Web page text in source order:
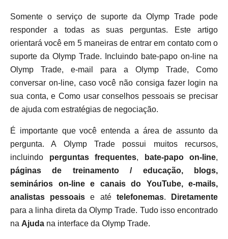
Somente o serviço de suporte da Olymp Trade pode
responder a todas as suas perguntas. Este artigo
orientará você em 5 maneiras de entrar em contato com o
suporte da Olymp Trade. Incluindo bate-papo on-line na
Olymp Trade, e-mail para a Olymp Trade, Como
conversar on-line, caso você não consiga fazer login na
sua conta, e Como usar conselhos pessoais se precisar
de ajuda com estratégias de negociação.
É importante que você entenda a área de assunto da
pergunta. A Olymp Trade possui muitos recursos,
incluindo perguntas frequentes, bate-papo on-line,
páginas de treinamento / educação, blogs,
seminários on-line e canais do YouTube, e-mails,
analistas pessoais e até telefonemas.
Diretamente
para a linha direta da Olymp Trade. Tudo isso encontrado
na Ajuda na interface da Olymp Trade.